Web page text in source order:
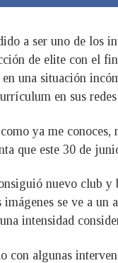
a ser uno de los
de elite con el
una situación
en sus
ya me
que este 30 de
nuevo club
se ve a
intensidad
con algunas